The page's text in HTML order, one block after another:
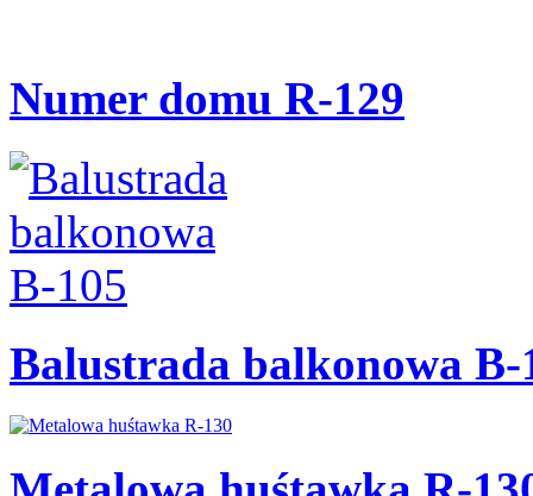
Numer domu R-129
Balustrada balkonowa B-